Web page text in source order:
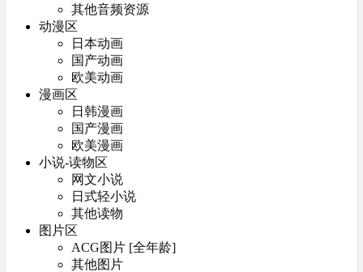
其他音频资源
动漫区
日本动画
国产动画
欧美动画
漫画区
日韩漫画
国产漫画
欧美漫画
小说-读物区
网文小说
日式轻小说
其他读物
图片区
ACG图片 [全年龄]
其他图片